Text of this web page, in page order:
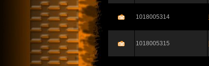
1018005314
1018005315